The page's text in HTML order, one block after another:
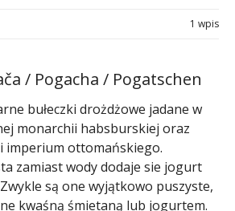
1 wpis
/ Pogacha / Pogatschen
bułeczki drożdżowe jadane w
monarchii habsburskiej oraz
imperium ottomańskiego.
zamiast wody dodaje sie jogurt
są one wyjątkowo puszyste,
kwaśną śmietaną lub jogurtem.